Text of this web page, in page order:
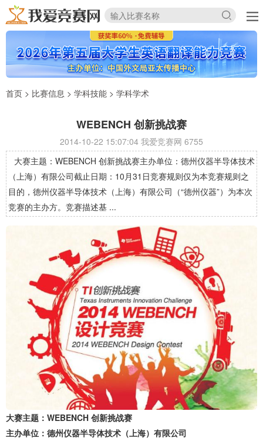
首页 > 比赛信息 > 学科技能 > 学科学术
WEBENCH 创新挑战赛
2014-10-22 15:07:04 我爱竞赛网 6755
大赛主题：WEBENCH 创新挑战赛主办单位：德州仪器半导体技术
（上海）有限公司截止日期：10月31日竞赛规则仅为本竞赛规则之
目的，德州仪器半导体技术（上海）有限公司（“德州仪器”）为本次
竞赛的主办方。竞赛描述基 ...
大赛主题：WEBENCH 创新挑战赛
主办单位：德州仪器半导体技术（上海）有限公司